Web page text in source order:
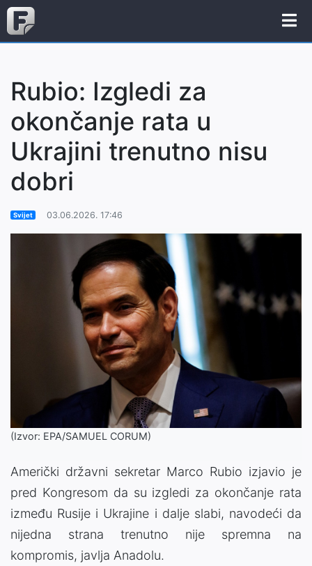
Rubio: Izgledi za
okončanje rata u
Ukrajini trenutno nisu
dobri
Svijet 03.06.2026. 17:46
(Izvor: EPA/SAMUEL CORUM)
Američki državni sekretar Marco Rubio izjavio je
pred Kongresom da su izgledi za okončanje rata
između Rusije i Ukrajine i dalje slabi, navodeći da
nijedna strana trenutno nije spremna na
kompromis, javlja Anadolu.